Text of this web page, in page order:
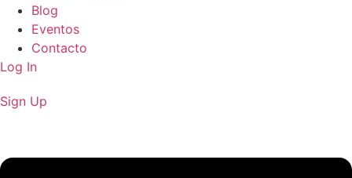
Blog
Eventos
Contacto
Log In
Sign Up